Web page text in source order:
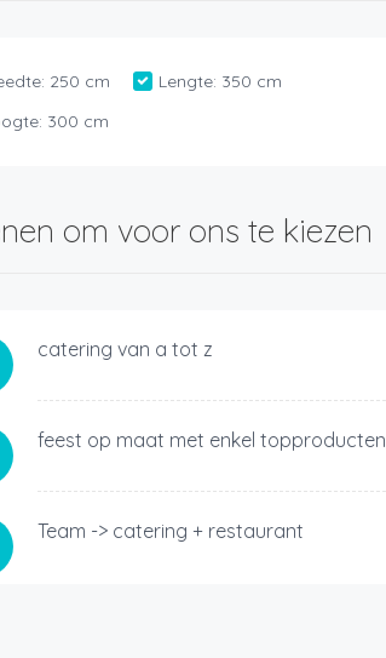
250 cm Lengte: 350 cm
300 cm
om voor ons te kiezen
catering van a tot z
feest op maat met enkel topproducten
Team -> catering + restaurant